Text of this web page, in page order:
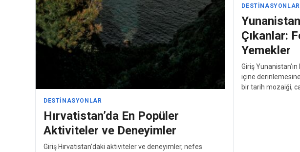
DESTINASYONLAR
Hırvatistan’da En Popüler
Aktiviteler ve Deneyimler
Giriş Hırvatistan’daki aktiviteler ve deneyimler, nefes
DESTINASYONLAR
Çıkanlar:
Yemekler
Giriş
içine
bir tarih mozaiği,